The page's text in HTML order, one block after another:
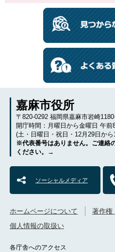
嘉麻市役所
〒820-0292 福岡県嘉麻市岩崎
開庁時間：月曜日から金曜日 午前
(土・日曜日・祝日・12月29日か
※代表番号はありません。ご連絡
ください。→
ソーシャルメディア
各庁舎へのアクセス
ホームページについて
著作権
個人情報の取扱い